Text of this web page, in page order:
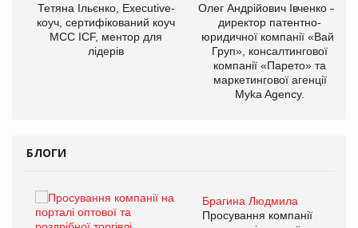
Тетяна Ільєнко, Executive-
коуч, сертифікований коуч
МСС ICF, ментор для
лідерів
Олег Андрійович Івченко —
директор патентно-
юридичної компанії «Вайз
Груп», консалтингової
компанії «Парето» та
маркетингової агенції
Myka Agency.
БЛОГИ
Брагина Людмила
Просування компанії